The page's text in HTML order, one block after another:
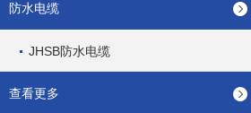
防水电缆
JHSB防水电缆
查看更多